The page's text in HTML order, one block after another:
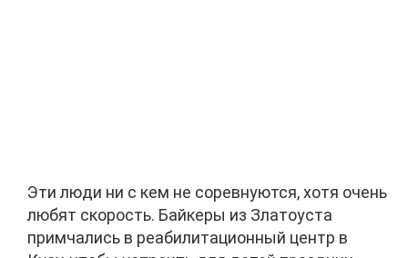
Эти люди ни с кем не соревнуются, хотя очень
любят скорость. Байкеры из Златоуста
примчались в реабилитационный центр в